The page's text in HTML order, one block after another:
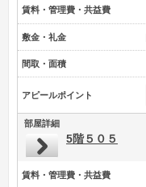
賃料・管理費・共益費
敷金・礼金
間取・面積
アピールポイント
部屋詳細
5階５０５
賃料・管理費・共益費